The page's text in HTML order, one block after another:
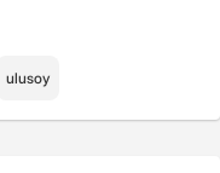
ulusoy